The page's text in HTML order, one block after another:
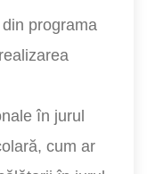
programa
în jurul
cum ar